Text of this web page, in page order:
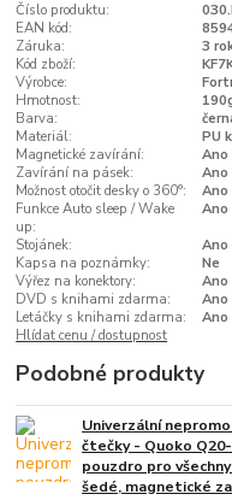
Číslo produktu:
EAN kód:
Záruka:
3
Kód zboží:
Výrobce:
Hmotnost:
Barva:
Materiál:
PU
Magnetické zavírání:
Ano
Zavírání na pásek:
Ano
Možnost otočit desky o 360°:
Ano
Funkce Auto sleep / Wake
up:
Ano
Stojánek:
Ano
Kapsa na poznámky:
Ne
Výřez na konektory:
Ano
DVD s knihami zdarma:
Ano
Letáčky s knihami zdarma:
Ano
Hlídat cenu / dostupnost
Podobné produkty
Univerzální
čtečky - Quoko
pouzdro pro
šedé, magnetické